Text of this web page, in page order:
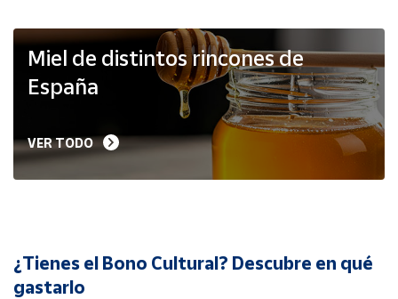
Vendedores
Mapa de
Hazte
vendedor
Cuenta
Miel de distintos rincones de
España
VER TODO
¿Tienes el Bono Cultural? Descubre en qué
gastarlo